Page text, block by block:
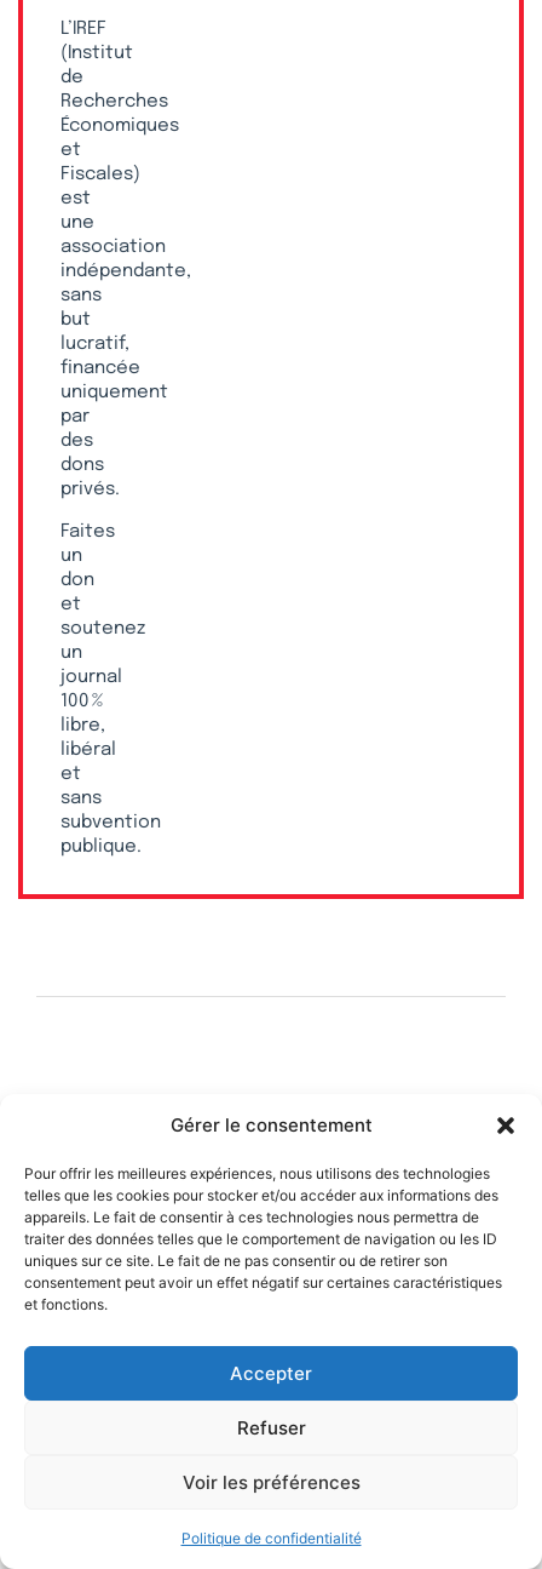
Gérer le consentement
Pour offrir les meilleures expériences, nous utilisons des technologies
telles que les cookies pour stocker et/ou accéder aux informations des
appareils. Le fait de consentir à ces technologies nous permettra de
traiter des données telles que le comportement de navigation ou les ID
uniques sur ce site. Le fait de ne pas consentir ou de retirer son
consentement peut avoir un effet négatif sur certaines caractéristiques
et fonctions.
Accepter
Refuser
Voir les préférences
Politique de confidentialité
L’IREF
(Institut
de
Recherches
Économiques
et
Fiscales)
est
une
association
indépendante,
sans
but
lucratif,
financée
uniquement
par
des
dons
privés.
Faites
un
don
et
soutenez
un
journal
100 %
libre,
libéral
et
sans
subvention
publique.
Contrepoints est un média en ligne qui propose
chaque jour une analyse libérale, indépendante de
l’actualité politique, économique et sociale.
Soutenez Contrepoints
Les sites de l'IREF
fr.irefeurope.org